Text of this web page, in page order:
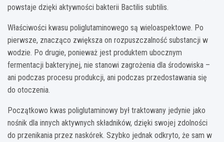
powstaje dzięki aktywności bakterii Bactilis subtilis.
Właściwości kwasu poliglutaminowego są wieloaspektowe. Po
pierwsze, znacząco zwiększa on rozpuszczalność substancji w
wodzie. Po drugie, ponieważ jest produktem ubocznym
fermentacji bakteryjnej, nie stanowi zagrożenia dla środowiska –
ani podczas procesu produkcji, ani podczas przedostawania się
do otoczenia.
Początkowo kwas poliglutaminowy był traktowany jedynie jako
nośnik dla innych aktywnych składników, dzięki swojej zdolności
do przenikania przez naskórek. Szybko jednak odkryto, że sam w